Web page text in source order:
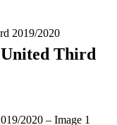
2019/2020